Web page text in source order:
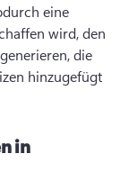
eine
wird, den
die
hinzugefügt
in